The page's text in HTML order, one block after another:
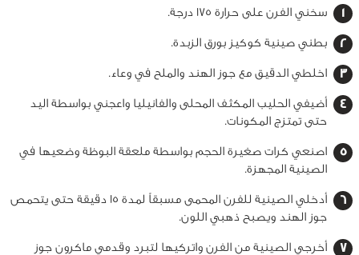
سخني الفرن على حرارة 175 درجة.
بطني صينية كوكيز بورق الزبدة.
اخلطي الدقيق مع جوز الهند والملح في وعاء.
أضيفي الحليب المكثف المحلى والفانيليا واعجني بواسطة اليد
حتى تمتزج المكونات.
اصنعي كرات صغيرة الحجم بواسطة ملعقة البوظة وضعيها في
الصينية المجهزة.
أدخلي الصينية للفرن المحمى مسبقاً لمدة 15 دقيقة حتى يتحمص
جوز الهند ويصبح ذهبي اللون.
أخرجي الصينية من الفرن واتركيها لتبرد وقدمي ماكرون جوز